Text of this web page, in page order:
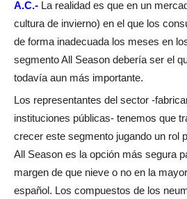
A.C.- La realidad es que en un
cultura de invierno) en el que los
de forma inadecuada los meses en
segmento All Season debería ser el
todavía aun más importante.
Los representantes del sector -
instituciones públicas- tenemos que
crecer este segmento jugando un rol
All Season es la opción más segura
margen de que nieve o no en la
español. Los compuestos de los